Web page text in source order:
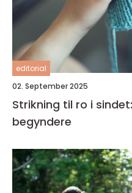
editorial
02. September 2025
Strikning til ro i
begyndere